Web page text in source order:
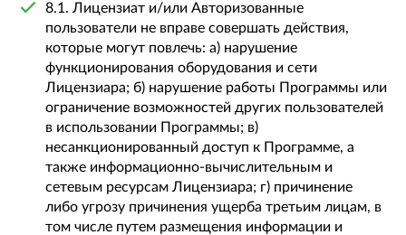
8.1. Лицензиат и/или Авторизованные
пользователи не вправе совершать действия,
которые могут повлечь: а) нарушение
функционирования оборудования и сети
Лицензиара; б) нарушение работы Программы или
ограничение возможностей других пользователей
в использовании Программы; в)
несанкционированный доступ к Программе, а
также информационно-вычислительным и
сетевым ресурсам Лицензиара; г) причинение
либо угрозу причинения ущерба третьим лицам, в
том числе путем размещения информации и